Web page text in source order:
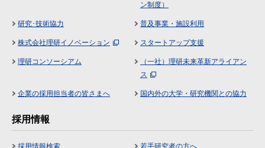
ン制度）
研究･技術協力 普及事業・施設利用
株式会社理研イノベーション スタートアップ支援
理研コンソーシアム
（一社）理研未来革新アライアン
ス
企業の採用担当者の皆さまへ 国内外の大学・研究機関との協力
採用情報
採用情報検索 若手研究者の方へ